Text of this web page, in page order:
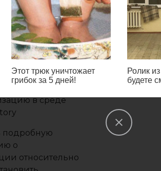
Этот трюк уничтожает
грибок за 5 дней!
Ролик
будете